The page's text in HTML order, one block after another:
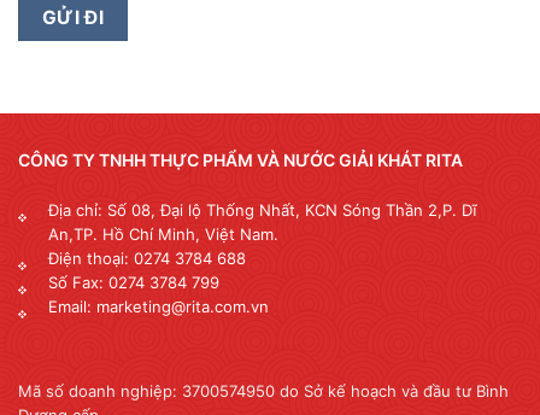
CÔNG TY TNHH THỰC PHẨM VÀ NƯỚC GIẢI KHÁT RITA
Địa chỉ: Số 08, Đại lộ Thống Nhất, KCN Sóng Thần 2,P. Dĩ
An,TP. Hồ Chí Minh, Việt Nam.
Điện thoại: 0274 3784 688
Số Fax: 0274 3784 799
Email: marketing@rita.com.vn
Mã số doanh nghiệp: 3700574950 do Sở kế hoạch và đầu tư Bình